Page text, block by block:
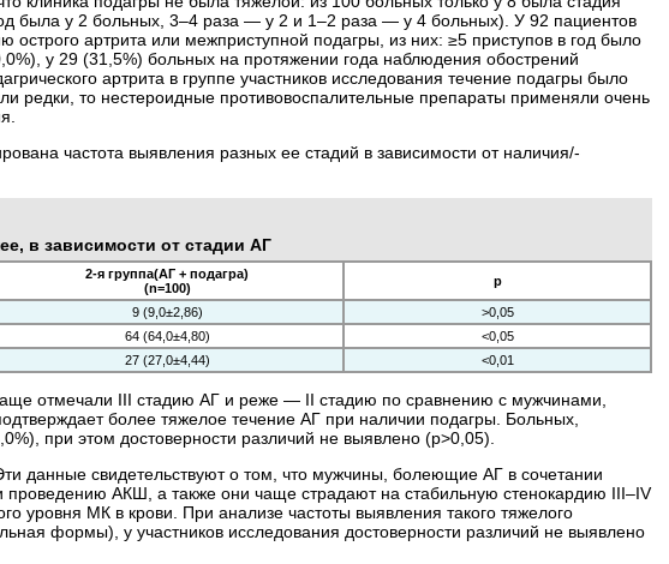
была у 2 больных, 3–4 раза — у 2 и 1–2 раза — у 4 больных). У 92 пациентов
артрита или межприступной подагры, из них: ≥5 приступов в год было
у 29 (31,5%) больных на протяжении года наблюдения обострений
артрита в группе участников исследования течение подагры было
редки, то нестероидные противовоспалительные препараты применяли очень
частота выявления разных ее стадий в зависимости от наличия/­
в зависимости от стадии АГ
2-я группа(АГ + подагра)
(n=100)
р
9 (9,0±2,86)
>0,05
64 (64,0±4,80)
<0,05
27 (27,0±4,44) <0,01
отмечали III стадию АГ и реже — II стадию по сравнению с мужчинами,
более тяжелое течение АГ при наличии подагры. Больных,
при этом достоверности различий не выявлено (р>0,05).
данные свидетельствуют о том, что мужчины, болеющие АГ в сочетании
АКШ, а также они чаще страдают на стабильную стенокардию III–IV
МК в крови. При анализе частоты выявления такого тяжелого
формы), у участников исследования достоверности различий не выявлено